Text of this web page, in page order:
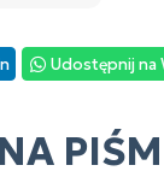
Udostępnij na